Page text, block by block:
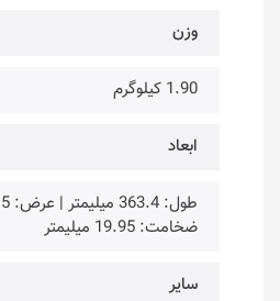
وزن
1.90 کیلوگرم
ابعاد
ضخامت: 19.95 میلیمتر
سایر